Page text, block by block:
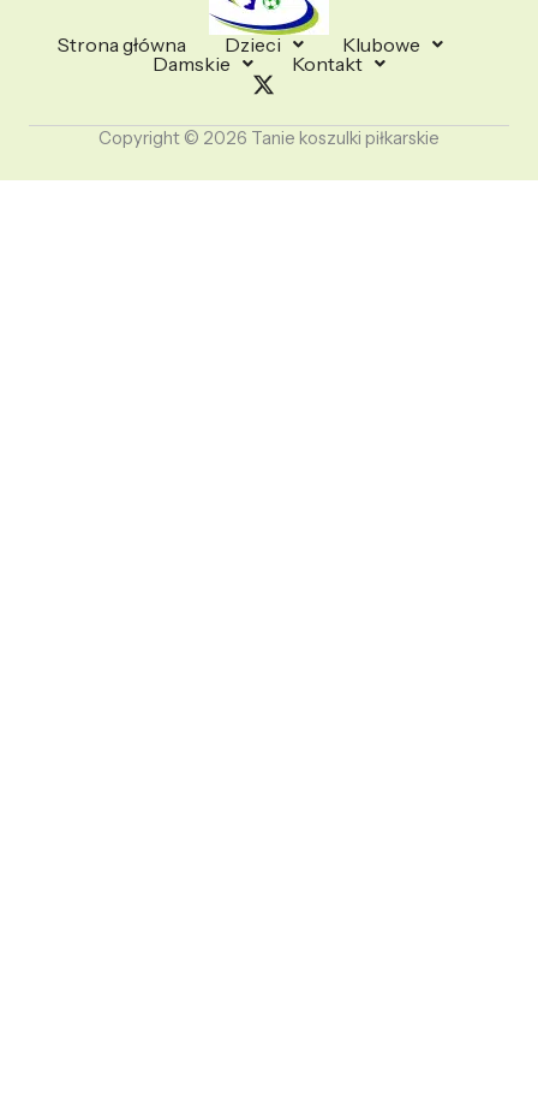
Strona główna Dzieci
Klubowe
Damskie
Kontakt
Copyright © 2026 Tanie koszulki piłkarskie